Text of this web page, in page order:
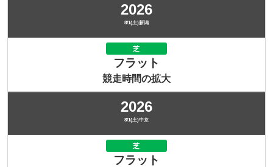
2026
8/1(土)新潟
芝
フラット
競走時間の拡大
2026
8/1(土)中京
芝
フラット